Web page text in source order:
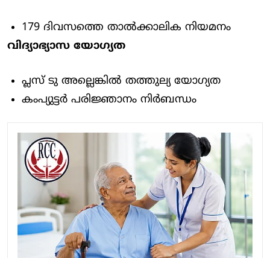
179 ദിവസത്തെ താൽക്കാലിക നിയമനം
വിദ്യാഭ്യാസ യോഗ്യത
പ്ലസ് ടു അല്ലെങ്കിൽ തത്തുല്യ യോഗ്യത
കംപ്യുട്ടർ പരിജ്ഞാനം നിർബന്ധം